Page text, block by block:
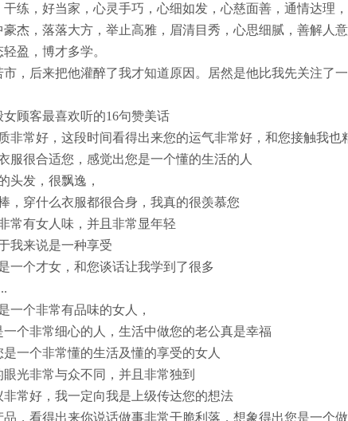
练，好当家，心灵手巧，心细如发，心慈面善，通情达理
杰，落落大方，举止高雅，眉清目秀，心思细腻，善解人
盈，博才多学。
市，后来把他灌醉了我才知道原因。居然是他比我先关注了
顾客最喜欢听的16句赞美话
非常好，这段时间看得出来您的运气非常好，和您接触我也
服很合适您，感觉出您是一个懂的生活的人
头发，很飘逸，
，穿什么衣服都很合身，我真的很羡慕您
常有女人味，并且非常显年轻
我来说是一种享受
一个才女，和您谈话让我学到了很多
一个非常有品味的女人，
一个非常细心的人，生活中做您的老公真是幸福
是一个非常懂的生活及懂的享受的女人
眼光非常与众不同，并且非常独到
非常好，我一定向我是上级传达您的想法
品，看得出来你说话做事非常干脆利落，想象得出您是一个